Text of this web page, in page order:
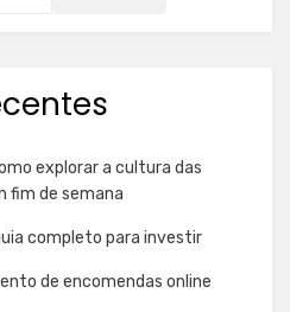
explorar a cultura das
fim de semana
completo para investir
de encomendas online